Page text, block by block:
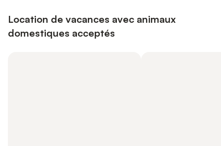
Location de vacances avec animaux
domestiques acceptés